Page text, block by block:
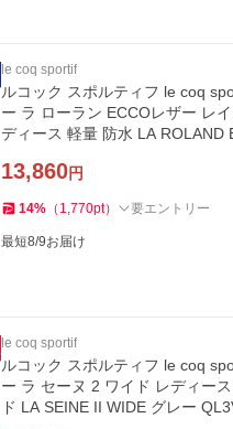
le coq sportif
ルコック スポルティフ le coq
ー ラ ローラン ECCOレザー レ
ディース 軽量 防水 LA ROLAND
13,860円
14% （ 1,770pt） 要エントリー
最短8/9お届け
le coq sportif
ルコック スポルティフ le coq
ー ラ セーヌ 2 ワイド レディー
ド LA SEINE II WIDE グレー